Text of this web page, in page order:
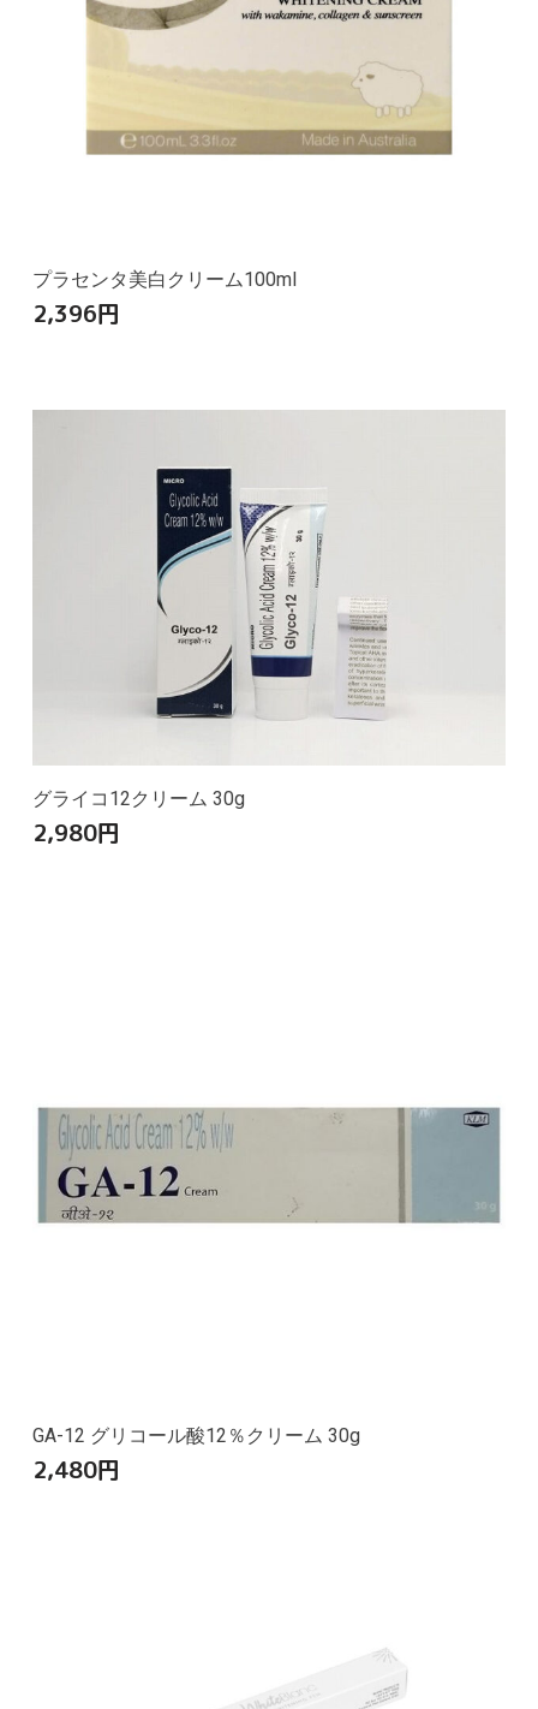
プラセンタ美白クリーム100ml
2,396円
グライコ12クリーム 30g
2,980円
GA-12 グリコール酸12％クリーム 30g
2,480円